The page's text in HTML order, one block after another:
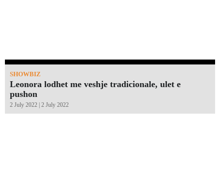
SHOWBIZ
Leonora lodhet me veshje tradicionale, ulet e
pushon
2 July 2022 | 2 July 2022